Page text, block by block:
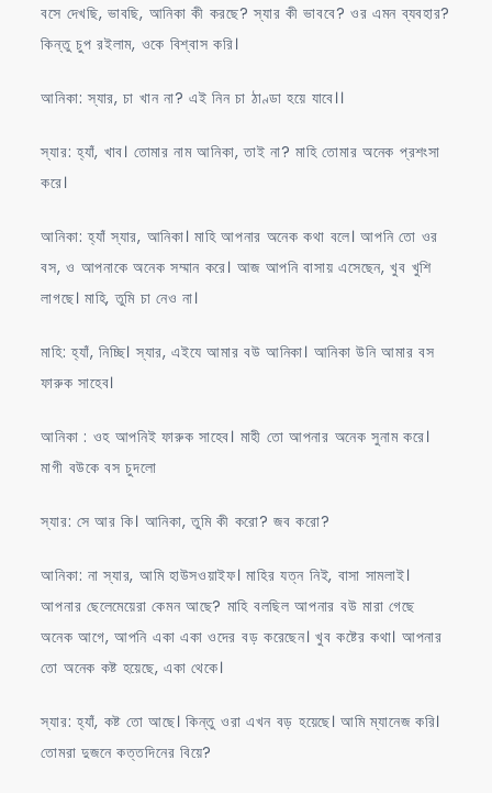
বসে দেখছি, ভাবছি, আনিকা কী করছে? স্যার কী ভাববে? ওর এমন ব্যবহার?
কিন্তু চুপ রইলাম, ওকে বিশ্বাস করি।
আনিকা: স্যার, চা খান না? এই নিন চা ঠাণ্ডা হয়ে যাবে।।
স্যার: হ্যাঁ, খাব। তোমার নাম আনিকা, তাই না? মাহি তোমার অনেক প্রশংসা
করে।
আনিকা: হ্যাঁ স্যার, আনিকা। মাহি আপনার অনেক কথা বলে। আপনি তো ওর
বস, ও আপনাকে অনেক সম্মান করে। আজ আপনি বাসায় এসেছেন, খুব খুশি
লাগছে। মাহি, তুমি চা নেও না।
মাহি: হ্যাঁ, নিচ্ছি। স্যার, এইযে আমার বউ আনিকা। আনিকা উনি আমার বস
ফারুক সাহেব।
আনিকা : ওহ আপনিই ফারুক সাহেব। মাহী তো আপনার অনেক সুনাম করে।
মাগী বউকে বস চুদলো
স্যার: সে আর কি। আনিকা, তুমি কী করো? জব করো?
আনিকা: না স্যার, আমি হাউসওয়াইফ। মাহির যত্ন নিই, বাসা সামলাই।
আপনার ছেলেমেয়েরা কেমন আছে? মাহি বলছিল আপনার বউ মারা গেছে
অনেক আগে, আপনি একা একা ওদের বড় করেছেন। খুব কষ্টের কথা। আপনার
তো অনেক কষ্ট হয়েছে, একা থেকে।
স্যার: হ্যাঁ, কষ্ট তো আছে। কিন্তু ওরা এখন বড় হয়েছে। আমি ম্যানেজ করি।
তোমরা দুজনে কত্তদিনের বিয়ে?